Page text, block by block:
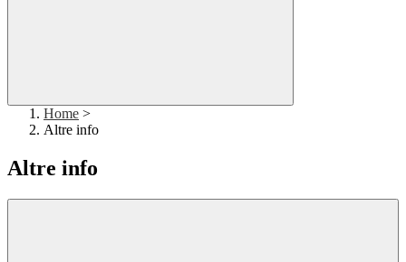
Home >
Altre info
Altre info